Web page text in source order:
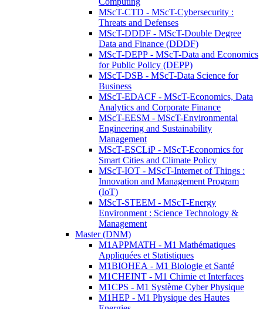
MScT-CTD - MScT-Cybersecurity :
Threats and Defenses
MScT-DDDF - MScT-Double Degree
Data and Finance (DDDF)
MScT-DEPP - MScT-Data and Economics
for Public Policy (DEPP)
MScT-DSB - MScT-Data Science for
Business
MScT-EDACF - MScT-Economics, Data
Analytics and Corporate Finance
MScT-EESM - MScT-Environmental
Engineering and Sustainability
Management
MScT-ESCLiP - MScT-Economics for
Smart Cities and Climate Policy
MScT-IOT - MScT-Internet of Things :
Innovation and Management Program
(IoT)
MScT-STEEM - MScT-Energy
Environment : Science Technology &
Management
Master (DNM)
M1APPMATH - M1 Mathématiques
Appliquées et Statistiques
M1BIOHEA - M1 Biologie et Santé
M1CHEINT - M1 Chimie et Interfaces
M1CPS - M1 Système Cyber Physique
M1HEP - M1 Physique des Hautes